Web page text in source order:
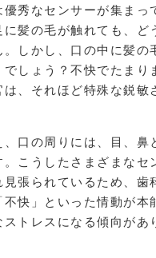
優秀なセンサーが集まっ
に髪の毛が触れても、ど
。しかし、口の中に髪の
でしょう？不快でたまり
は、それほど特殊な鋭敏
口の周りには、目、鼻
。こうしたさまざまなセ
見張られているため、歯
不快」といった情動が本
ストレスになる傾向があ